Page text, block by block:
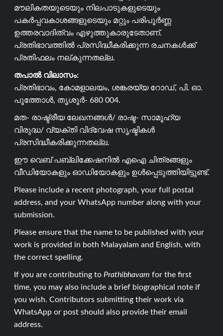
മൗലികതയുടെയും നിലപാടുകളുടെയും
പകർപ്പവകാശങ്ങളുടെയും മറ്റും പരിപൂർണ്ണ
ഉത്തരവാദിത്വം എഴുത്തുകാരുടേതാണ്.
പ്രതിഭാവത്തിൽ പ്രസിദ്ധീകരിക്കുന്ന രചനകൾക്ക്
പ്രതിഫലം നല്കുന്നതല്ല.
തപാൽ വിലാസം:
പ്രതിഭാവം, കോമളാലയം, ശങ്കരയ്യ റോഡ്, പി. ഓ.
പൂത്തോൾ, തൃശൂർ- 680 004.
മത- രാഷ്ട്രീയ ലേഖനങ്ങൾ/ രാഷ്ട- സാമൂഹ്യ
വിരുദ്ധ/ വ്യക്തി വിദ്വേഷ സൃഷ്ടികൾ
പ്രസിദ്ധീകരിക്കുന്നതല്ല.
ഈ വെബ് പബ്ലിക്കേഷനിൽ എഐ ചിത്രങ്ങളും
വീഡിയോകളും ഓഡിയോകളും ഉൾപ്പെടുത്തിയിട്ടുണ്ട്.
Please include a recent photograph, your full postal
address, and your WhatsApp number along with your
submission.
Please ensure that the name to be published with your
work is provided in both Malayalam and English, with
the correct spelling.
If you are contributing to Prathibhavam for the first
time, you may also include a brief biographical note if
you wish. Contributors submitting their work via
WhatsApp or post should also provide their email
address.